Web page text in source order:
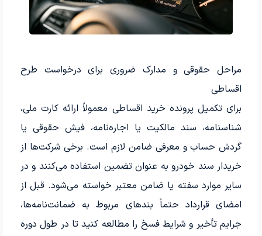
مراحل حقوقی و مدارک ضروری برای درخواست طرح
اقساطی
برای تکمیل پرونده خرید اقساطی معمولاً ارائه کارت ملی،
شناسنامه، سند مالکیت یا اجاره‌نامه، فیش حقوقی یا
گردش حساب و معرفی ضامن لازم است. برخی شرکت‌ها از
خریدار سند خودرو به عنوان تضمین استفاده می‌کنند و در
سایر موارد سفته یا ضامن معتبر خواسته می‌شود. قبل از
امضای قرارداد حتماً بندهای مربوط به ضمانت‌نامه‌ها،
جرایم تأخیر و شرایط فسخ را مطالعه کنید تا در طول دوره